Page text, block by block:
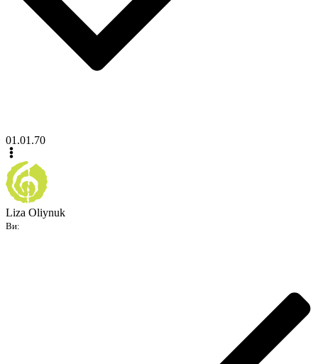
01.01.70
Liza Oliynuk
Ви: